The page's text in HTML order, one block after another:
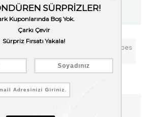
Item is out of stock.
Notify me when the price goes